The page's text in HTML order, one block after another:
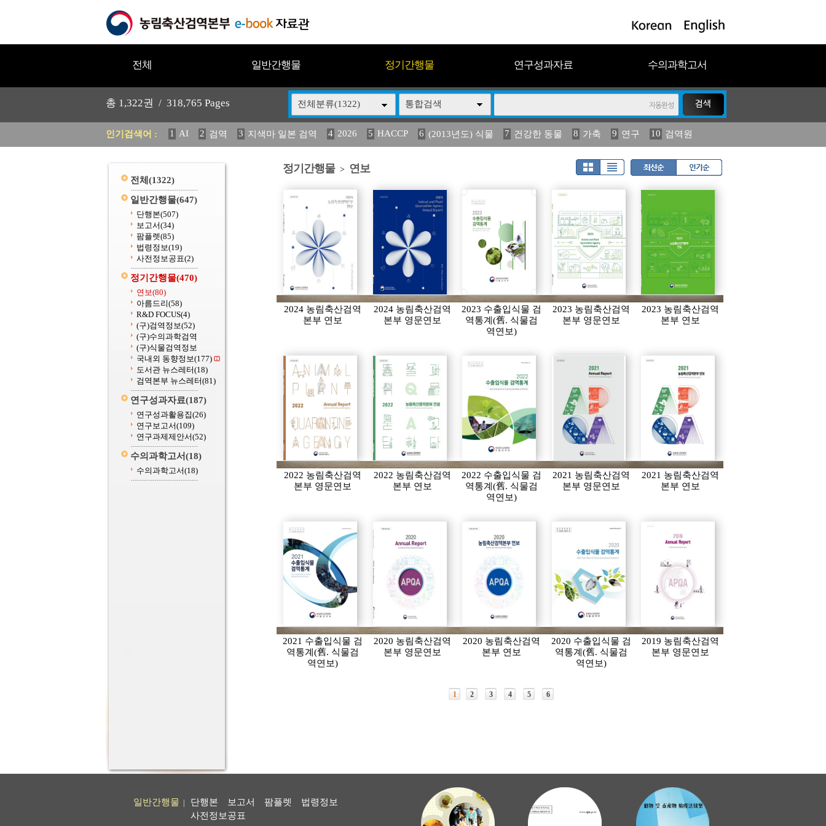
전체 일반간행물 정기간행물 연구성과자료 수의과학고서
총 1,322권 / 318,765 Pages 전체분류(1322) 통합검색
인기검색어 : 1 AI 2 검역 3 지색마 일본 검역 4 2026 5 HACCP 6 (2013년도) 식물 7 건강한 동물 8 가축 9 연구 10 검역원
11 2025 12 중독성 식물 도감 13 媛 異 14 (2013년도) 식 15 구제역 16 관리 17 연보 18 농림수산 19 2023
전체 (1322)
일반간행물(647)
단행본(507)
보고서(34)
팜플렛(85)
법령정보(19)
사전정보공표(2)
정기간행물(470)
연보(80)
아름드리(58)
R&D FOCUS(4)
(구)검역정보(52)
(구)수의과학검역
(구)식물검역정보
국내외 동향정보(177)
도서관 뉴스레터(18)
검역본부 뉴스레터(81)
연구성과자료(187)
연구성과활용집(26)
연구보고서(109)
연구과제제안서(52)
수의과학고서(18)
수의과학고서(18)
정기간행물 > 연보
2024 농림축산검역
본부 연보
2024 농림축산검역
본부 영문연보
2023 수출입식물 검
역통계(舊. 식물검
역연보)
2023 농림축산검역
본부 영문연보
2023 농림축산검역
본부 연보
2022 농림축산검역
본부 영문연보
2022 농림축산검역
본부 연보
2022 수출입식물 검
역통계(舊. 식물검
역연보)
2021 농림축산검역
본부 영문연보
2021 농림축산검역
본부 연보
2021 수출입식물 검
역통계(舊. 식물검
역연보)
2020 농림축산검역
본부 영문연보
2020 농림축산검역
본부 연보
2020 수출입식물 검
역통계(舊. 식물검
역연보)
2019 농림축산검역
본부 영문연보
1 2 3 4 5 6
일반간행물 단행본 보고서 팜플렛
법령정보
사전정보공표